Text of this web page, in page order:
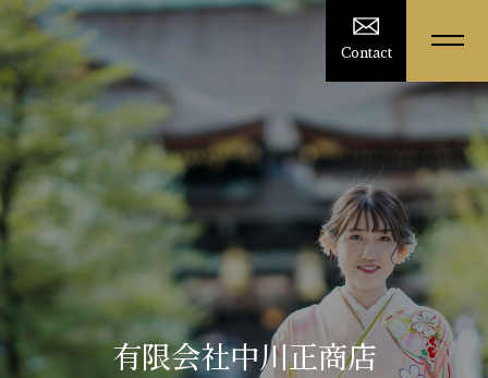
Contact
有限会社中川正商店